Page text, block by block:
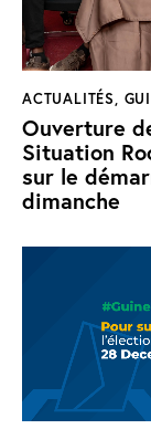
ACTUALITÉS,
Ouverture
Situation
sur le
dimanche